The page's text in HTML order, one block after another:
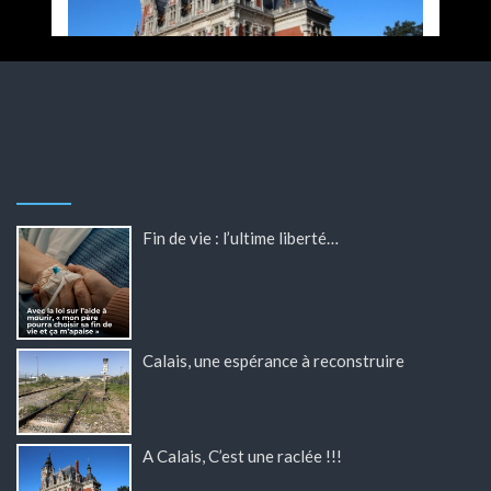
Fin de vie : l’ultime liberté…
Calais, une espérance à reconstruire
A Calais, C’est une raclée !!!